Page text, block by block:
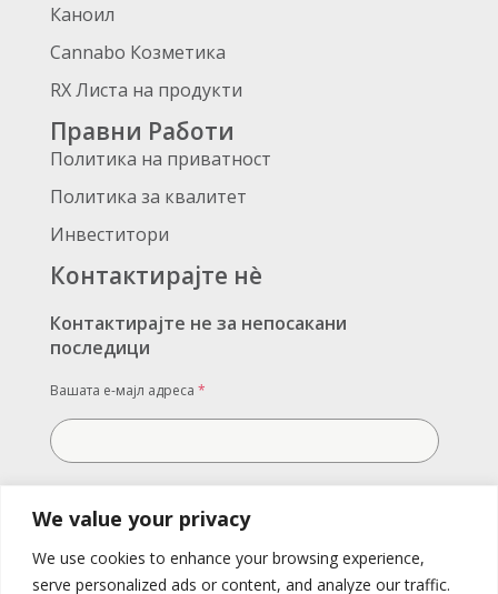
We value your privacy
We use cookies to enhance your browsing experience,
serve personalized ads or content, and analyze our traffic.
Каноил
Cannabo Козметика
RX Листа на продукти
Правни Работи
Политика на приватност
Политика за квалитет
Инвеститори
Контактирајте нè
Контактирајте не за непосакани
последици
Вашата е-мајл адреса *